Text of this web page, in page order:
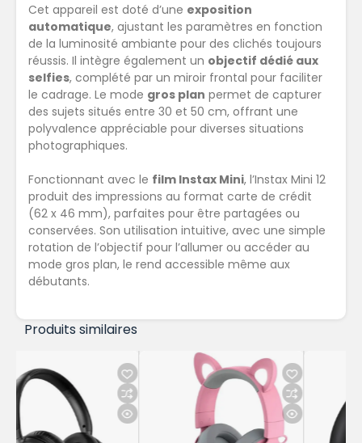
Cet appareil est doté d’une exposition
automatique, ajustant les paramètres en fonction
de la luminosité ambiante pour des clichés toujours
réussis. Il intègre également un objectif dédié aux
selfies, complété par un miroir frontal pour faciliter
le cadrage. Le mode gros plan permet de capturer
des sujets situés entre 30 et 50 cm, offrant une
polyvalence appréciable pour diverses situations
photographiques.
Fonctionnant avec le film Instax Mini, l’Instax Mini 12
produit des impressions au format carte de crédit
(62 x 46 mm), parfaites pour être partagées ou
conservées. Son utilisation intuitive, avec une simple
rotation de l’objectif pour l’allumer ou accéder au
mode gros plan, le rend accessible même aux
débutants.
Produits similaires